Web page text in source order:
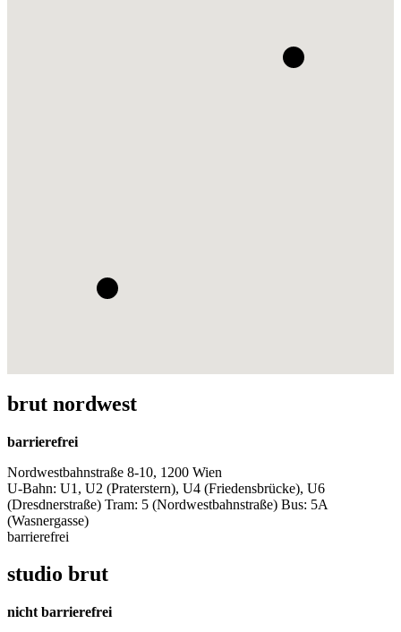
brut nordwest
barrierefrei
Nordwestbahnstraße 8-10, 1200 Wien
U-Bahn: U1, U2 (Praterstern), U4 (Friedensbrücke), U6
(Dresdnerstraße) Tram: 5 (Nordwestbahnstraße) Bus: 5A
(Wasnergasse)
barrierefrei
studio brut
nicht barrierefrei